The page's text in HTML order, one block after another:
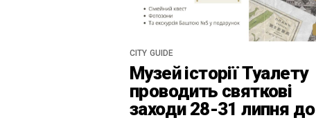
CITY GUIDE
Музей історії Туалету
проводить святкові
заходи 28-31 липня до